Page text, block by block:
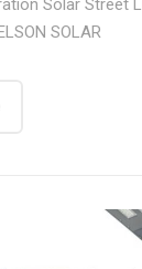
Solar Street
SOLAR